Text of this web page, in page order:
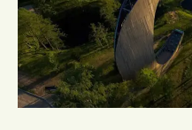
k
a
r
s
t